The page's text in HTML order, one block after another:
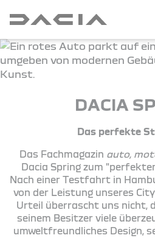
DACIA
Das perfekte
Das Fachmagazin auto,
Dacia Spring zum
Nach einer Testfahrt in
von der Leistung unseres
Urteil überrascht uns nicht,
seinem Besitzer viele
umweltfreundliches Design,